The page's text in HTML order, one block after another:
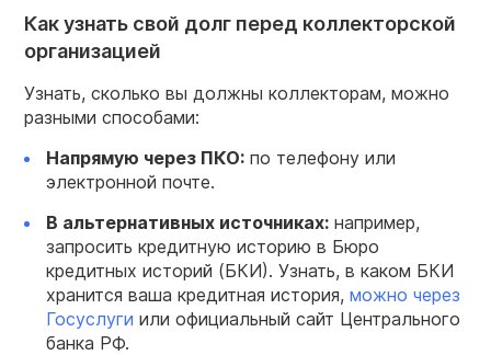
Как узнать свой долг перед коллекторской
организацией
Узнать, сколько вы должны коллекторам, можно
разными способами:
Напрямую через ПКО: по телефону или
электронной почте.
В альтернативных источниках: например,
запросить кредитную историю в Бюро
кредитных историй (БКИ). Узнать, в каком БКИ
хранится ваша кредитная история, можно через
Госуслуги или официальный сайт Центрального
банка РФ.